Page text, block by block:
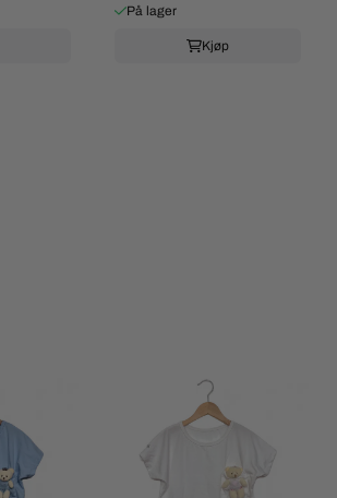
På lager
Kjøp